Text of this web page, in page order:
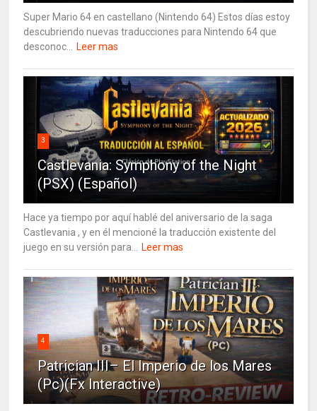
Super Mario 64 en castellano (Nintendo 64) Estos días estoy
descubriendo nuevas traducciones para Nintendo 64 que
desconoc...
Leer mas
3
Castlevania: Symphony of the Night
(PSX) (Español)
Hace ya tiempo por aquí hablé del aniversario de la saga
Castlevania , y en él mencioné la traducción existente del
juego en su versión para...
Leer mas
4
Patrician III– El Imperio de los Mares
(Pc)(Fx Interactive)